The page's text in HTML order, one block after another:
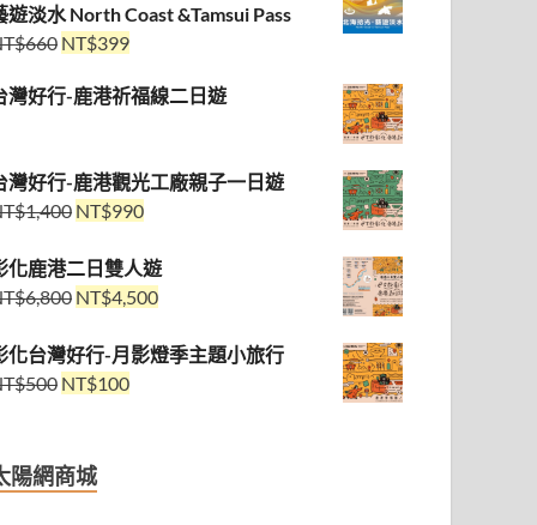
遊淡水 North Coast &Tamsui Pass
660 NT$399
灣好行-鹿港祈福線二日遊
灣好行-鹿港觀光工廠親子一日遊
1,400 NT$990
化鹿港二日雙人遊
6,800 NT$4,500
化台灣好行-月影燈季主題小旅行
500 NT$100
陽網商城